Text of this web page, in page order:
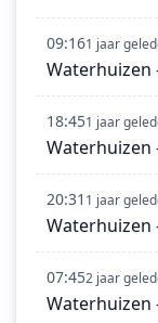
09:161 jaar
Waterhuizen
18:451 jaar
Waterhuizen
20:31 1 jaar
Waterhuizen
07:452 jaar
Waterhuizen